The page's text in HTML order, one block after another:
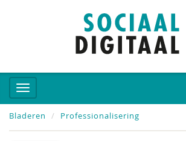
Bladeren Professionalisering